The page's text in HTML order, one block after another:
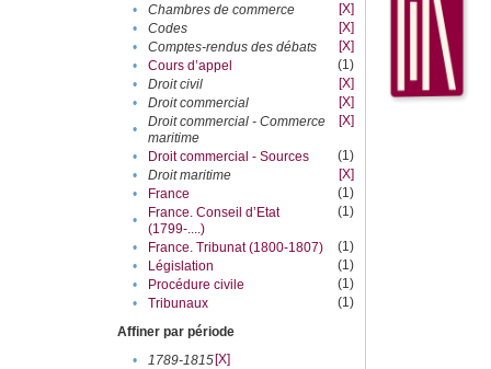
•
Chambres de commerce
[X]
•
Codes
[X]
•
Comptes-rendus des débats
[X]
•
Cours d’appel
(1)
•
Droit civil
[X]
•
Droit commercial
[X]
•
Droit commercial - Commerce
maritime
[X]
• Droit commercial - Sources
(1)
•
Droit maritime
[X]
•
France
(1)
•
France. Conseil d’Etat
(1799-....)
(1)
• France. Tribunat (1800-1807)
(1)
•
Législation
(1)
•
Procédure civile
(1)
•
Tribunaux
(1)
Affiner par période
•
1789-1815[X]